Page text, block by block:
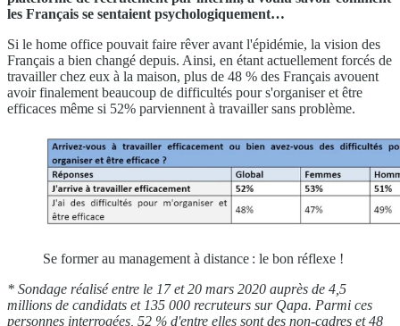
les Français se sentaient psychologiquement…
Si le home office pouvait faire rêver avant l'épidémie, la vision des
Français a bien changé depuis. Ainsi, en étant actuellement forcés de
travailler chez eux à la maison, plus de 48 % des Français avouent
avoir finalement beaucoup de difficultés pour s'organiser et être
efficaces même si 52% parviennent à travailler sans problème.
Se former au management à distance : le bon réflexe !
* Sondage réalisé entre le 17 et 20 mars 2020 auprès de 4,5
millions de candidats et 135 000 recruteurs sur Qapa. Parmi ces
personnes interrogées, 52 % d'entre elles sont des non-cadres et 48